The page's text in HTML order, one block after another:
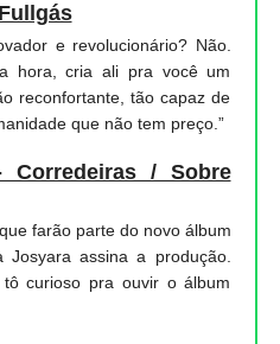
e revolucionário? Não.
hora, cria ali pra você um
reconfortante, tão capaz de
que não tem preço.”
Corredeiras / Sobre
farão parte do novo álbum
Josyara assina a produção.
curioso pra ouvir o álbum